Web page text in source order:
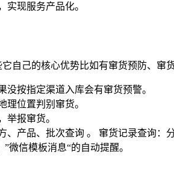
实现服务产品化。
己的核心优势比如有窜货预防、窜
按指定渠道入库会有窜货预警。
理位置判别窜货。
举报窜货。
产品、批次查询 。 窜货记录查询：
微信模板消息“的自动提醒。